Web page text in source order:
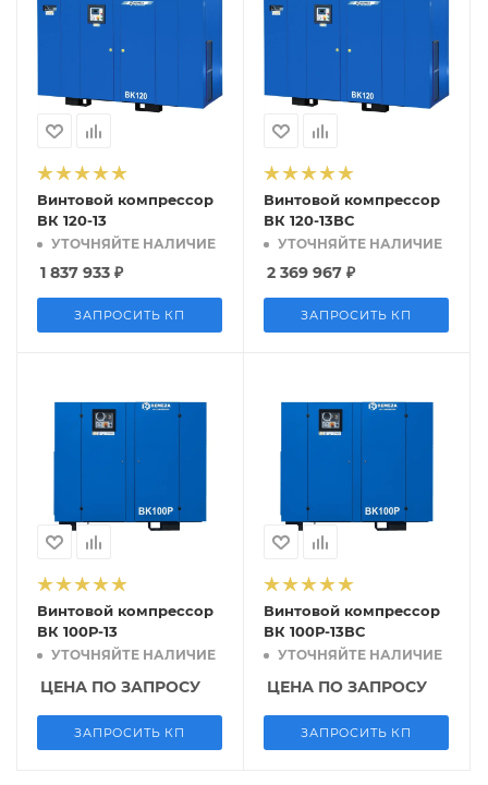
Винтовой компрессор
ВК 120-13
УТОЧНЯЙТЕ НАЛИЧИЕ
1 837 933 ₽
ЗАПРОСИТЬ КП
Винтовой компрессор
ВК 120-13ВС
УТОЧНЯЙТЕ НАЛИЧИЕ
2 369 967 ₽
ЗАПРОСИТЬ КП
Винтовой компрессор
ВК 100Р-13
УТОЧНЯЙТЕ НАЛИЧИЕ
ЦЕНА ПО ЗАПРОСУ
ЗАПРОСИТЬ КП
Винтовой компрессор
ВК 100Р-13ВС
УТОЧНЯЙТЕ НАЛИЧИЕ
ЦЕНА ПО ЗАПРОСУ
ЗАПРОСИТЬ КП